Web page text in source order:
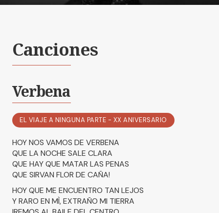
Canciones
Verbena
EL VIAJE A NINGUNA PARTE - XX ANIVERSARIO
HOY NOS VAMOS DE VERBENA
QUE LA NOCHE SALE CLARA
QUE HAY QUE MATAR LAS PENAS
QUE SIRVAN FLOR DE CAÑA!
HOY QUE ME ENCUENTRO TAN LEJOS
Y RARO EN MÌ, EXTRAÑO MI TIERRA